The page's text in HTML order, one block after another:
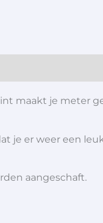
maakt je meter
je er weer een
aangeschaft.